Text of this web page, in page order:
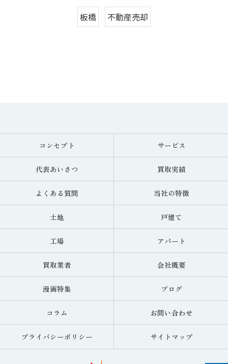
板橋 不動産売却
コンセプト サービス
代表あいさつ 買取実績
よくある質問 当社の特徴
土地 戸建て
工場 アパート
買取業者 会社概要
漫画特集 ブログ
コラム お問い合わせ
プライバシーポリシー サイトマップ